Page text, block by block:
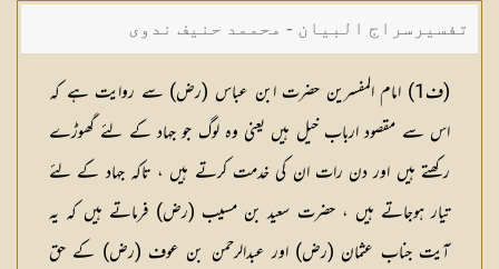
تفسیرسراج البیان - محممد حنیف ندوی
(ف1 ) امام المفسرین حضرت ابن عباس (رض) سے روایت ہے کہ
اس سے مقصود ارباب خیل ہیں یعنی وہ لوگ جو جہاد کے لئے گھوڑے
رکھتے ہیں اور دن رات ان کی خدمت کرتے ہیں ، تاکہ جہاد کے لئے
تیار ہوجاتے ہیں ، حضرت سعید بن مسیب (رض) فرماتے ہیں کہ یہ
آیت جناب عثمان (رض) اور عبدالرحمن بن عوف (رض) کے حق